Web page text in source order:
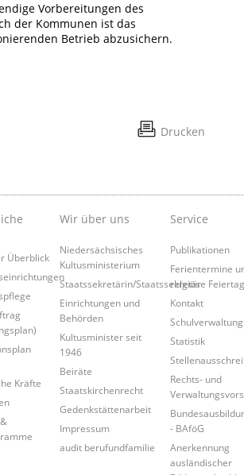
Vorbereitungen des
der Kommunen ist das
Betrieb abzusichern.
Drucken
Überblick
Kräfte
Wir über uns
Niedersächsisches
Kultusministerium
Staatssekretärin/Staatssekretär
Einrichtungen und
Behörden
Kultusminister seit
1946
Beiräte
Staatskirchenrecht
Gedenkstättenarbeit
Impressum
audit berufundfamilie
Service
Publikationen
Ferientermine
relgiöse
Kontakt
Statistik
Rechts- und
- BAföG
Anerkennung
ausländischer